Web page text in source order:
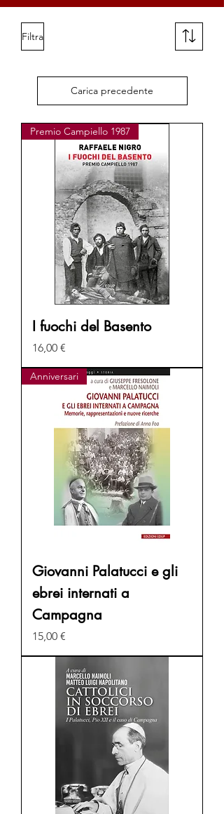
Filtra
Carica precedente
Premio Campiello 1987
I fuochi del Basento
Prezzo
16,00 €
Anniversari
Giovanni Palatucci e gli
ebrei internati a
Campagna
Prezzo
15,00 €